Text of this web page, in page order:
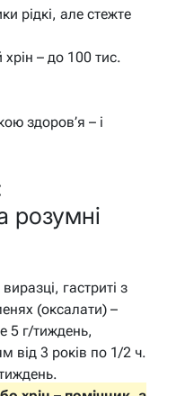
рідкі, але стежте
хрін – до 100 тис.
здоров’я – і
розумні
гастриті з
(оксалати) –
5 г/тиждень,
від 3 років по 1/2 ч.